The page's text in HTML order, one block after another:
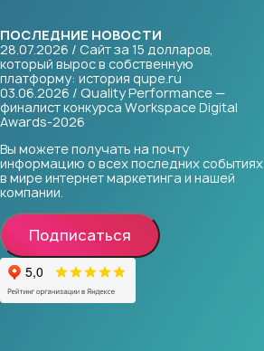
ПОСЛЕДНИЕ НОВОСТИ
28.07.2026 / Сайт за 15 долларов,
который вырос в собственную
платформу: история qupe.ru
03.06.2026 / Quality Performance —
финалист конкурса Workspace Digital
Awards-2026
Вы можете получать на почту
информацию о всех последних событиях
в мире интернет маркетинга и нашей
компании.
Подписаться